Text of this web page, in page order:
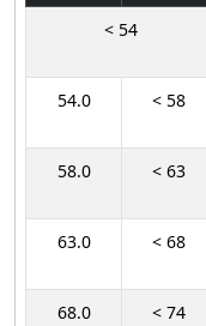
< 54
54.0 < 58
58.0 < 63
63.0 < 68
68.0 < 74